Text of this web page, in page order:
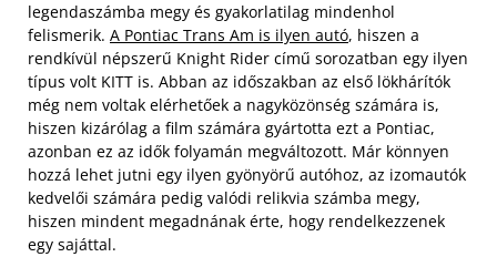
legendaszámba megy és gyakorlatilag mindenhol
felismerik. A Pontiac Trans Am is ilyen autó, hiszen a
rendkívül népszerű Knight Rider című sorozatban egy ilyen
típus volt KITT is. Abban az időszakban az első lökhárítók
még nem voltak elérhetőek a nagyközönség számára is,
hiszen kizárólag a film számára gyártotta ezt a Pontiac,
azonban ez az idők folyamán megváltozott. Már könnyen
hozzá lehet jutni egy ilyen gyönyörű autóhoz, az izomautók
kedvelői számára pedig valódi relikvia számba megy,
hiszen mindent megadnának érte, hogy rendelkezzenek
egy sajáttal.